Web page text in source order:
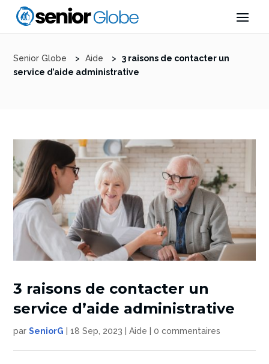
Senior Globe > Aide >
3 raisons de contacter un
service d’aide administrative
3 raisons de contacter un
service d’aide administrative
parSeniorG |18 Sep, 2023 |Aide |0 commentaires